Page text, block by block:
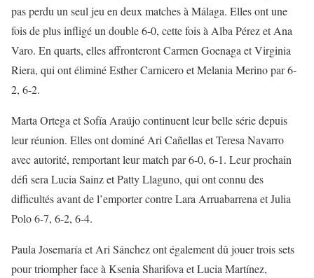
pas perdu un seul jeu en deux matches à Málaga. Elles ont une
fois de plus infligé un double 6-0, cette fois à Alba Pérez et Ana
Varo. En quarts, elles affronteront Carmen Goenaga et Virginia
Riera, qui ont éliminé Esther Carnicero et Melania Merino par 6-
2, 6-2.
Marta Ortega et Sofía Araújo continuent leur belle série depuis
leur réunion. Elles ont dominé Ari Cañellas et Teresa Navarro
avec autorité, remportant leur match par 6-0, 6-1. Leur prochain
défi sera Lucia Sainz et Patty Llaguno, qui ont connu des
difficultés avant de l’emporter contre Lara Arruabarrena et Julia
Polo 6-7, 6-2, 6-4.
Paula Josemaría et Ari Sánchez ont également dû jouer trois sets
pour triompher face à Ksenia Sharifova et Lucia Martínez,